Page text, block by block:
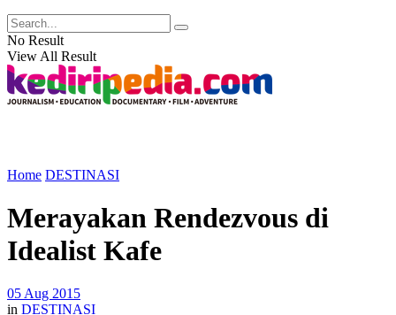
No Result
View All Result
Home DESTINASI
Merayakan Rendezvous di
Idealist Kafe
05 Aug 2015
in DESTINASI